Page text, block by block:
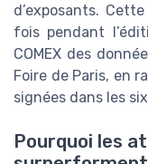
d’exposants.
fois pendant
COMEX des
Foire de Paris, en
signées dans les
Pourquoi les